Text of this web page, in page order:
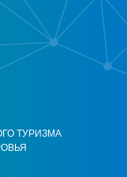
ТУРИЗМА